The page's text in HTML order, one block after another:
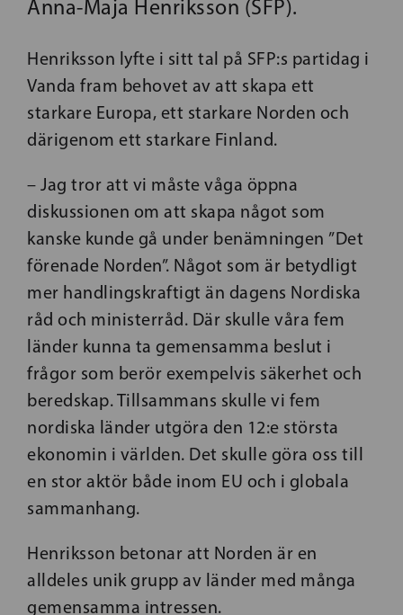
Anna-Maja Henriksson (SFP).
Henriksson lyfte i sitt tal på SFP:s partidag i
Vanda fram behovet av att skapa ett
starkare Europa, ett starkare Norden och
därigenom ett starkare Finland.
– Jag tror att vi måste våga öppna
diskussionen om att skapa något som
kanske kunde gå under benämningen ”Det
förenade Norden”. Något som är betydligt
mer handlingskraftigt än dagens Nordiska
råd och ministerråd. Där skulle våra fem
länder kunna ta gemensamma beslut i
frågor som berör exempelvis säkerhet och
beredskap. Tillsammans skulle vi fem
nordiska länder utgöra den 12:e största
ekonomin i världen. Det skulle göra oss till
en stor aktör både inom EU och i globala
sammanhang.
Henriksson betonar att Norden är en
alldeles unik grupp av länder med många
gemensamma intressen.